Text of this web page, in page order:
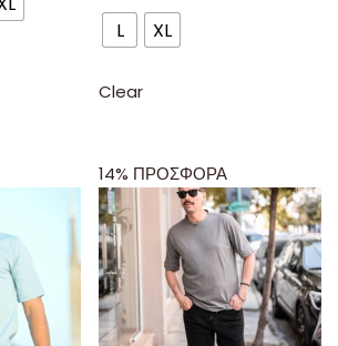
L XL
Clear
14% ΠΡΟΣΦΟΡΑ